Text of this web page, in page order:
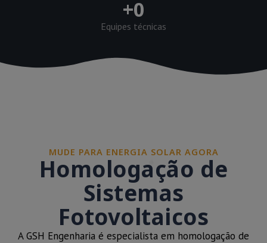
+0
Equipes técnicas
MUDE PARA ENERGIA SOLAR AGORA
Homologação de
Sistemas
Fotovoltaicos
A GSH Engenharia é especialista em homologação de